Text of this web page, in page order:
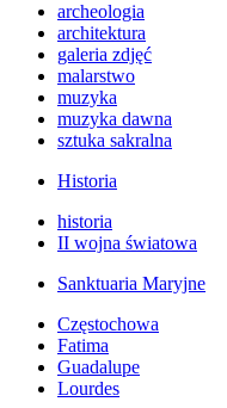
archeologia
architektura
galeria zdjęć
malarstwo
muzyka
muzyka dawna
sztuka sakralna
Historia
historia
II wojna światowa
Sanktuaria Maryjne
Częstochowa
Fatima
Guadalupe
Lourdes